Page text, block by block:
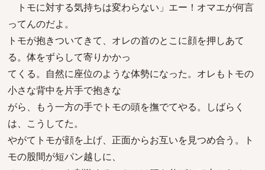
トモに対する気持ちは変わらない」エー！オマエが何言
ってんのだよ。
トモが抱きついてきて、オレの首のとこに顔を押しあて
る。体をずらして寄りかかっ
てくる。自然に座位のような体勢になった。オレもトモの
小さな背中を片手で抱きな
がら、もう一方の手でトモの頭を撫でてやる。しばらく
は、こうしてた。
やがてトモが顔を上げ、正面からお互いを見つめ合う。ト
モの股間が短パン越しに、